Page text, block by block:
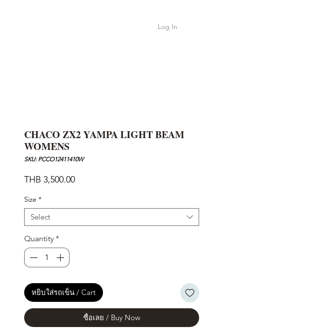
Log In
CHACO ZX2 YAMPA LIGHT BEAM
WOMENS
SKU: PCCO12411410W
THB 3,500.00Price
Size *
Select
Quantity *
หยิบใส่รถเข็น / Cart
ซื้อเลย / Buy Now